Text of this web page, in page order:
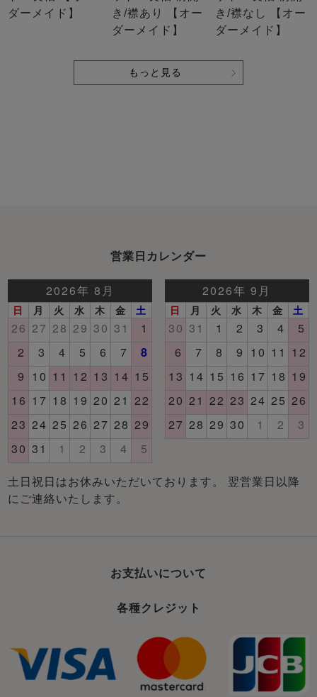
ダーメイド】
き/襟あり 【オー
ダーメイド】
き/襟なし 【オー
ダーメイド】
もっと見る
営業日カレンダー
土日祝日はお休みいただいております。 翌営業日以降
にご連絡いたします。
お支払いについて
各種クレジット